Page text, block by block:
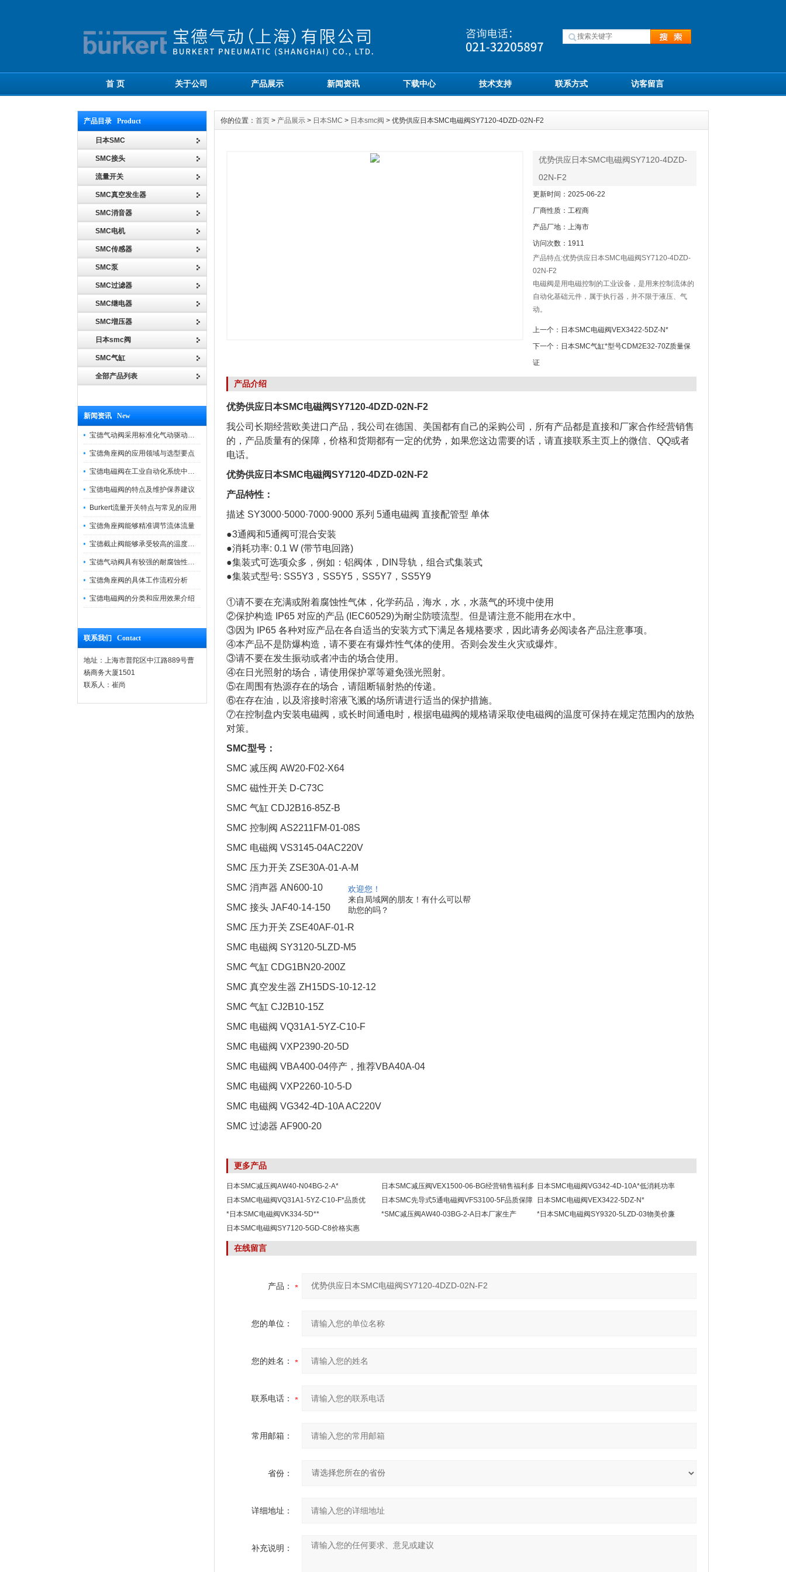
欢迎您！
来自局域网的朋友！有什么可以帮
助您的吗？
首 页 关于公司 产品展示 新闻资讯 下载中心 技术支持 联系方式 访客留言
产品目录 Product
日本SMC
SMC接头
流量开关
SMC真空发生器
SMC消音器
SMC电机
SMC传感器
SMC泵
SMC过滤器
SMC继电器
SMC増压器
日本smc阀
SMC气缸
全部产品列表
新闻资讯 New
宝德气动阀采用标准化气动驱动设计，可匹配各类工业气源工况
宝德角座阀的应用领域与选型要点
宝德电磁阀在工业自动化系统中的作用
宝德电磁阀的特点及维护保养建议
Burkert流量开关特点与常见的应用
宝德角座阀能够精准调节流体流量
宝德截止阀能够承受较高的温度和压力
宝德气动阀具有较强的耐腐蚀性和抗震性
宝德角座阀的具体工作流程分析
宝德电磁阀的分类和应用效果介绍
联系我们 Contact
地址：上海市普陀区中江路889号曹
杨商务大厦1501
联系人：崔尚
你的位置： 首页 > 产品展示 > 日本SMC > 日本smc阀 > 优势供应日本SMC电磁阀SY7120-4DZD-02N-F2
优势供应日本SMC电磁阀SY7120-4DZD-
02N-F2
更新时间：2025-06-22
厂商性质：工程商
产品厂地：上海市
访问次数：1911
产品特点:优势供应日本SMC电磁阀SY7120-4DZD-
02N-F2
电磁阀是用电磁控制的工业设备，是用来控制流体的
自动化基础元件，属于执行器，并不限于液压、气
动。
上一个： 日本SMC电磁阀VEX3422-5DZ-N*
下一个： 日本SMC气缸*型号CDM2E32-70Z质量保
证
产品介绍
优势供应日本SMC电磁阀SY7120-4DZD-02N-F2
我公司长期经营欧美进口产品，我公司在德国、美国都有自己的采购公司，所有产品都是直接和厂家合作经营销售
的，产品质量有的保障，价格和货期都有一定的优势，如果您这边需要的话，请直接联系主页上的微信、QQ或者
电话。
优势供应日本SMC电磁阀SY7120-4DZD-02N-F2
产品特性：
描述 SY3000·5000·7000·9000 系列 5通电磁阀 直接配管型 单体
●3通阀和5通阀可混合安装
●消耗功率: 0.1 W (带节电回路)
●集装式可选项众多，例如：铝阀体，DIN导轨，组合式集装式
●集装式型号: SS5Y3，SS5Y5，SS5Y7，SS5Y9
①请不要在充满或附着腐蚀性气体，化学药品，海水，水，水蒸气的环境中使用
②保护构造 IP65 对应的产品 (IEC60529)为耐尘防喷流型。但是请注意不能用在水中。
③因为 IP65 各种对应产品在各自适当的安装方式下满足各规格要求，因此请务必阅读各产品注意事项。
④本产品不是防爆构造，请不要在有爆炸性气体的使用。否则会发生火灾或爆炸。
③请不要在发生振动或者冲击的场合使用。
④在日光照射的场合，请使用保护罩等避免强光照射。
⑤在周围有热源存在的场合，请阻断辐射热的传递。
⑥在存在油，以及溶接时溶液飞溅的场所请进行适当的保护措施。
⑦在控制盘内安装电磁阀，或长时间通电时，根据电磁阀的规格请采取使电磁阀的温度可保持在规定范围内的放热
对策。
SMC型号：
SMC 减压阀 AW20-F02-X64
SMC 磁性开关 D-C73C
SMC 气缸 CDJ2B16-85Z-B
SMC 控制阀 AS2211FM-01-08S
SMC 电磁阀 VS3145-04AC220V
SMC 压力开关 ZSE30A-01-A-M
SMC 消声器 AN600-10
SMC 接头 JAF40-14-150
SMC 压力开关 ZSE40AF-01-R
SMC 电磁阀 SY3120-5LZD-M5
SMC 气缸 CDG1BN20-200Z
SMC 真空发生器 ZH15DS-10-12-12
SMC 气缸 CJ2B10-15Z
SMC 电磁阀 VQ31A1-5YZ-C10-F
SMC 电磁阀 VXP2390-20-5D
SMC 电磁阀 VBA400-04停产，推荐VBA40A-04
SMC 电磁阀 VXP2260-10-5-D
SMC 电磁阀 VG342-4D-10A AC220V
SMC 过滤器 AF900-20
更多产品
日本SMC减压阀AW40-N04BG-2-A* 日本SMC减压阀VEX1500-06-BG经营销售福利多 日本SMC电磁阀VG342-4D-10A*低消耗功率
日本SMC电磁阀VQ31A1-5YZ-C10-F*品质优
日本SMC先导式5通电磁阀VFS3100-5F品质保障
日本SMC电磁阀VEX3422-5DZ-N*
*日本SMC电磁阀VK334-5D**
*SMC减压阀AW40-03BG-2-A日本厂家生产
*日本SMC电磁阀SY9320-5LZD-03物美价廉
日本SMC电磁阀SY7120-5GD-C8价格实惠
在线留言
产品：
您的单位：
您的姓名：
联系电话：
常用邮箱：
省份：
详细地址：
补充说明：